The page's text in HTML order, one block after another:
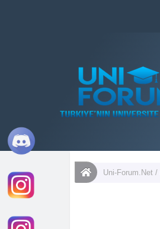
Uni-Forum.Net /